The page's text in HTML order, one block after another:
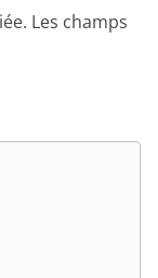
Les champs